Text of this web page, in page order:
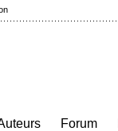
Forum